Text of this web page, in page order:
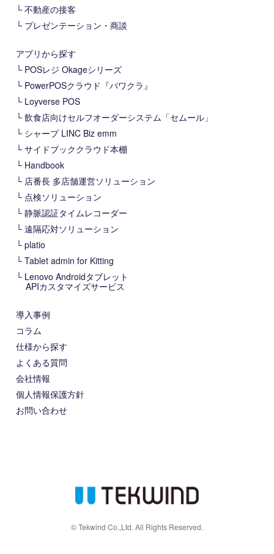
不動産の接客
プレゼンテーション・商談
アプリから探す
POSレジ Okageシリーズ
PowerPOSクラウド『パワクラ』
Loyverse POS
飲食店向けセルフオーダーシステム「セムール」
シャープ LINC Biz emm
サイドブッククラウド本棚
Handbook
店番長 多店舗運営ソリューション
点検ソリューション
静脈認証タイムレコーダー
遠隔応対ソリューション
platio
Tablet admin for Kitting
Lenovo Androidタブレット
APIカスタマイズサービス
導入事例
コラム
仕様から探す
よくある質問
会社情報
個人情報保護方針
お問い合わせ
© Tekwind Co.,Ltd. All Rights Reserved.